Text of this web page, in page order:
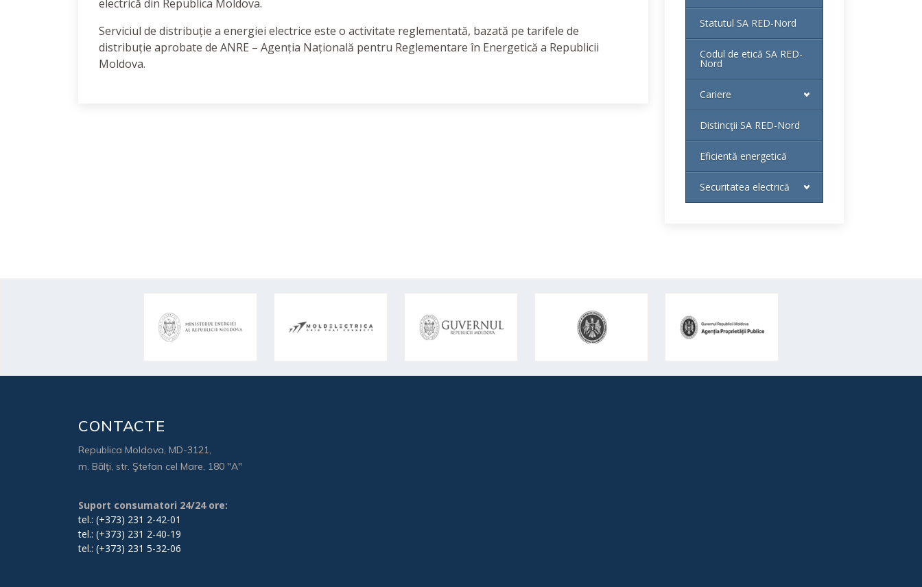
electrică din Republica Moldova.
Serviciul de distribuție a energiei electrice este o activitate reglementată, bazată pe tarifele de
distribuție aprobate de ANRE – Agenția Națională pentru Reglementare în Energetică a Republicii
Moldova.
Statutul SA RED-Nord
Codul de etică SA RED-
Nord
Cariere
Distincţii SA RED-Nord
Eficientă energetică
Securitatea electrică
CONTACTE
Republica Moldova, MD-3121,
m. Bălţi, str. Ştefan cel Mare, 180 "A"
Suport consumatori 24/24 ore:
tel.: (+373) 231 2-42-01
tel.: (+373) 231 2-40-19
tel.: (+373) 231 5-32-06